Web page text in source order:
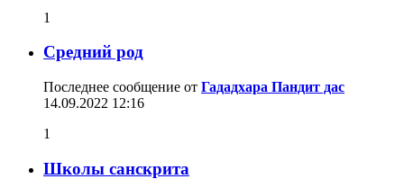
1
Средний род
Последнее сообщение от Гададхара Пандит дас
14.09.2022 12:16
1
Школы санскрита